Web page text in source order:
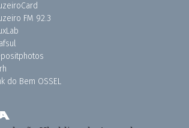
FM 92.3
do Bem OSSEL